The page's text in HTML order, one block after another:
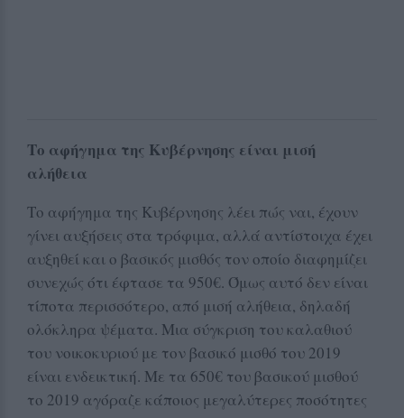
Το αφήγημα της Κυβέρνησης είναι μισή
αλήθεια
Το αφήγημα της Κυβέρνησης λέει πώς ναι, έχουν
γίνει αυξήσεις στα τρόφιμα, αλλά αντίστοιχα έχει
αυξηθεί και ο βασικός μισθός τον οποίο διαφημίζει
συνεχώς ότι έφτασε τα 950€. Όμως αυτό δεν είναι
τίποτα περισσότερο, από μισή αλήθεια, δηλαδή
ολόκληρα ψέματα. Μια σύγκριση του καλαθιού
του νοικοκυριού με τον βασικό μισθό του 2019
είναι ενδεικτική. Με τα 650€ του βασικού μισθού
το 2019 αγόραζε κάποιος μεγαλύτερες ποσότητες